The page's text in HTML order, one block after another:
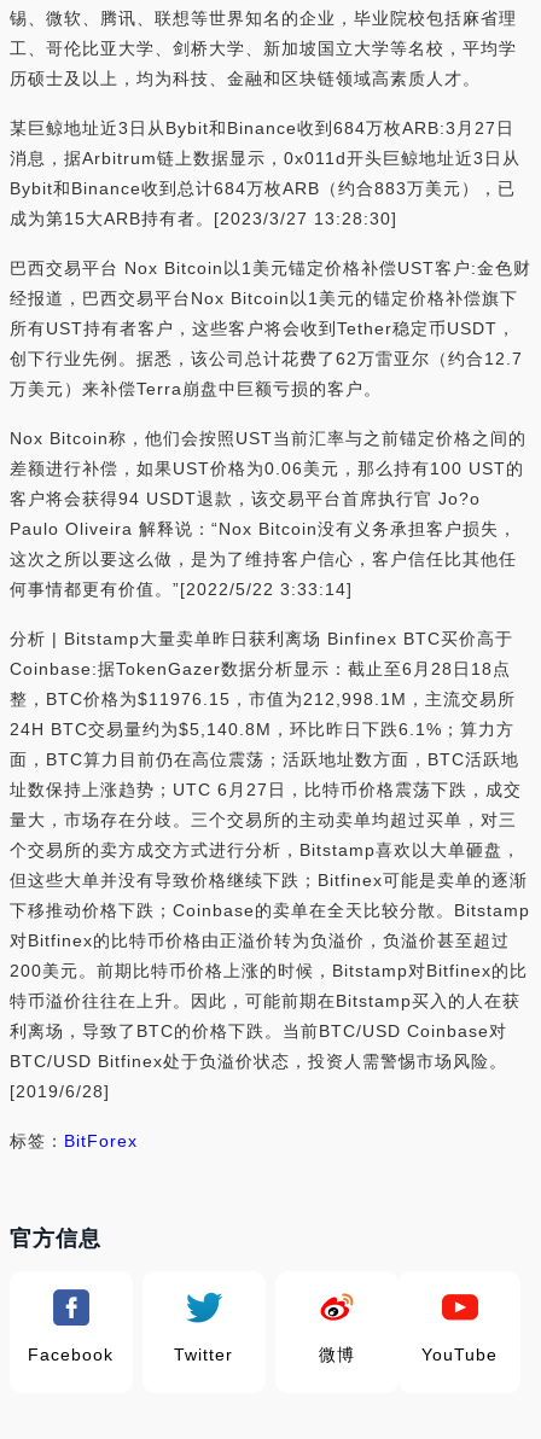
锡、微软、腾讯、联想等世界知名的企业，毕业院校包括麻省理
工、哥伦比亚大学、剑桥大学、新加坡国立大学等名校，平均学
历硕士及以上，均为科技、金融和区块链领域高素质人才。
某巨鲸地址近3日从Bybit和Binance收到684万枚ARB:3月27日
消息，据Arbitrum链上数据显示，0x011d开头巨鲸地址近3日从
Bybit和Binance收到总计684万枚ARB（约合883万美元），已
成为第15大ARB持有者。[2023/3/27 13:28:30]
巴西交易平台 Nox Bitcoin以1美元锚定价格补偿UST客户:金色财
经报道，巴西交易平台Nox Bitcoin以1美元的锚定价格补偿旗下
所有UST持有者客户，这些客户将会收到Tether稳定币USDT，
创下行业先例。据悉，该公司总计花费了62万雷亚尔（约合12.7
万美元）来补偿Terra崩盘中巨额亏损的客户。
Nox Bitcoin称，他们会按照UST当前汇率与之前锚定价格之间的
差额进行补偿，如果UST价格为0.06美元，那么持有100 UST的
客户将会获得94 USDT退款，该交易平台首席执行官 Jo?o
Paulo Oliveira 解释说：“Nox Bitcoin没有义务承担客户损失，
这次之所以要这么做，是为了维持客户信心，客户信任比其他任
何事情都更有价值。”[2022/5/22 3:33:14]
分析 | Bitstamp大量卖单昨日获利离场 Binfinex BTC买价高于
Coinbase:据TokenGazer数据分析显示：截止至6月28日18点
整，BTC价格为$11976.15，市值为212,998.1M，主流交易所
24H BTC交易量约为$5,140.8M，环比昨日下跌6.1%；算力方
面，BTC算力目前仍在高位震荡；活跃地址数方面，BTC活跃地
址数保持上涨趋势；UTC 6月27日，比特币价格震荡下跌，成交
量大，市场存在分歧。三个交易所的主动卖单均超过买单，对三
个交易所的卖方成交方式进行分析，Bitstamp喜欢以大单砸盘，
但这些大单并没有导致价格继续下跌；Bitfinex可能是卖单的逐渐
下移推动价格下跌；Coinbase的卖单在全天比较分散。Bitstamp
对Bitfinex的比特币价格由正溢价转为负溢价，负溢价甚至超过
200美元。前期比特币价格上涨的时候，Bitstamp对Bitfinex的比
特币溢价往往在上升。因此，可能前期在Bitstamp买入的人在获
利离场，导致了BTC的价格下跌。当前BTC/USD Coinbase对
BTC/USD Bitfinex处于负溢价状态，投资人需警惕市场风险。
[2019/6/28]
标签： BitForex
官方信息
Facebook Twitter 微博 YouTube